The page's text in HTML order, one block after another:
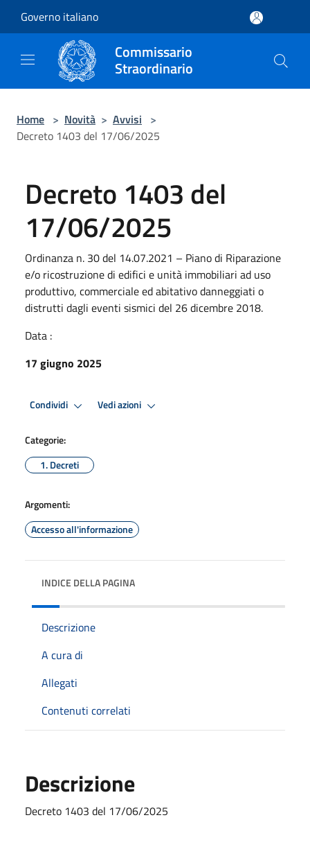
Governo italiano
Commissario
Straordinario
Home > Novità > Avvisi >
Decreto 1403 del 17/06/2025
Decreto 1403 del
17/06/2025
Ordinanza n. 30 del 14.07.2021 – Piano di Riparazione
e/o ricostruzione di edifici e unità immobiliari ad uso
produttivo, commerciale ed abitativo danneggiati o
distrutti dagli eventi sismici del 26 dicembre 2018.
Data :
17 giugno 2025
Condividi Vedi azioni
Categorie:
1. Decreti
Argomenti:
Accesso all'informazione
INDICE DELLA PAGINA
Descrizione
A cura di
Allegati
Contenuti correlati
Descrizione
Decreto 1403 del 17/06/2025